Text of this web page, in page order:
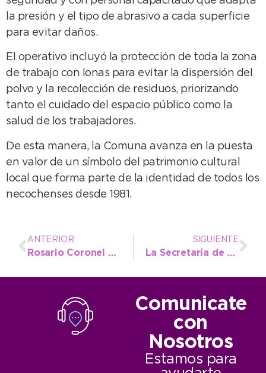
la presión y el tipo de abrasivo a cada superficie
para evitar daños.
El operativo incluyó la protección de toda la zona
de trabajo con lonas para evitar la dispersión del
polvo y la recolección de residuos, priorizando
tanto el cuidado del espacio público como la
salud de los trabajadores.
De esta manera, la Comuna avanza en la puesta
en valor de un símbolo del patrimonio cultural
local que forma parte de la identidad de todos los
necochenses desde 1981.
ANTERIOR
Rosario Coronel saltó más que todas y le dio un nuevo título argentino a la Escuela Municipal de atletismo
SIGUIENTE
La Secretaría de Turismo abrió una convocatoria para informantes de cara al verano
Comunicate
con
Nosotros
Estamos para